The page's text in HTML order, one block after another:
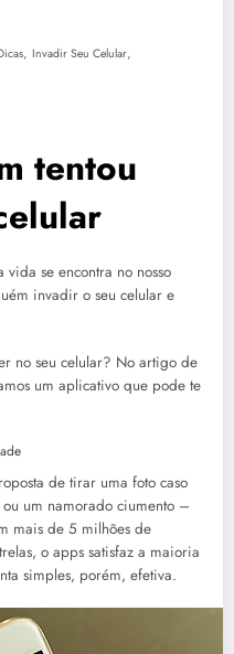
, Invadir Seu Celular,
tentou
se encontra no nosso
invadir o seu celular e
no seu celular? No artigo de
um aplicativo que pode te
de tirar uma foto caso
um namorado ciumento –
mais de 5 milhões de
o apps satisfaz a maioria
simples, porém, efetiva.